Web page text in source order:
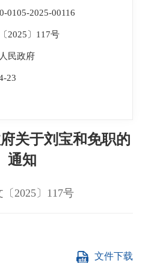
0105-2025-00116
2025〕117号
民政府
23
关于刘宝和免职的
通知
〔2025〕117号
文件下载